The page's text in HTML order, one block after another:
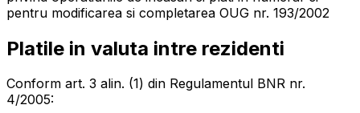
pentru modificarea si completarea OUG nr. 193/2002
Platile in valuta intre rezidenti
Conform art. 3 alin. (1) din Regulamentul BNR nr.
4/2005: